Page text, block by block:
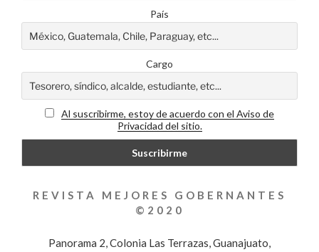
País
Cargo
Al suscribirme, estoy de acuerdo con el Aviso de
Privacidad del sitio.
REVISTA MEJORES GOBERNANTES
©2020
Panorama 2, Colonia Las Terrazas, Guanajuato,